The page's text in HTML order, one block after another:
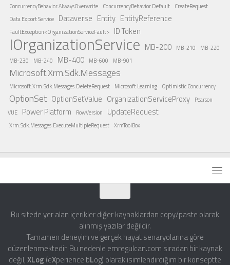
ConcurrencyBehavior.AlwaysOverwrite
ConcurrencyBehavior.Default
CreateRequest
Data Export Service
Dataverse Entity EntityReference
FaultException<OrganizationServiceFault> ID Token
IOrganizationService MB-200 MB-210
MB-220
MB-230
MB-240 MB-400 MB-600 MB-901
Microsoft.Xrm.Sdk.Messages
Microsoft.Xrm.Sdk.Messages.DeleteRequest Microsoft Learning Optimistic Concurrency
OptionSet OptionSetValue OrganizationServiceProxy
Pearson
VUE
Power Platform RowVersion UpdateRequest
Xrm.Sdk.Messages.ExecuteMultipleRequest XrmToolBox
Bu sitede yer alan içerikler diğer kaynaklardan copy/paste olarak
alınmış yazılar değildir.
Tamamen deneyim ve gerçek hayat senaryolarına göre
düzenlenmektedir. Bu nedenle emregulcan.com sıradan bir kaynak
değil,XLog (eXperience bLog) olarak isimlendirdiğim bir konseptte